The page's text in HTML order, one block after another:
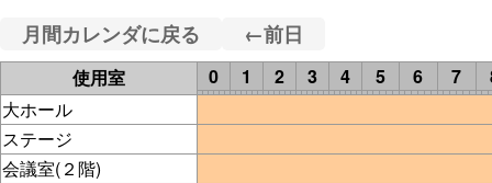
月間カレンダに戻る ←前日
使用室 0 1 2 3 4 5 6 7
大ホール
ステージ
会議室(２階)